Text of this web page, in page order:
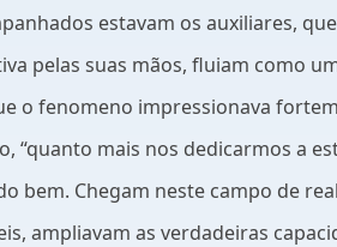
estavam os auxiliares,
pelas suas mãos, fluiam como
o fenomeno impressionava
“quanto mais nos dedicarmos a
bem. Chegam neste campo de
ampliavam as verdadeiras